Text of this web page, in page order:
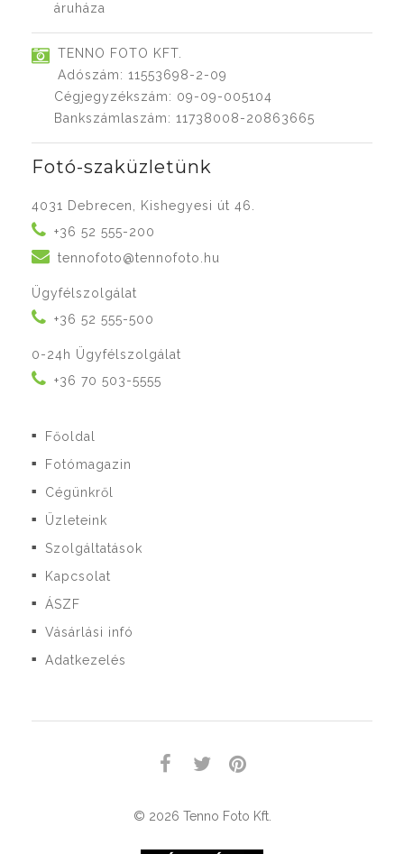
áruháza
TENNO FOTO KFT.
Adószám: 11553698-2-09
Cégjegyzékszám: 09-09-005104
Bankszámlaszám: 11738008-20863665
Fotó-szaküzletünk
4031 Debrecen, Kishegyesi út 46.
+36 52 555-200
tennofoto@tennofoto.hu
Ügyfélszolgálat
+36 52 555-500
0-24h Ügyfélszolgálat
+36 70 503-5555
■ Főoldal
■ Fotómagazin
■ Cégünkről
■ Üzleteink
■ Szolgáltatások
■ Kapcsolat
■ ÁSZF
■ Vásárlási infó
■ Adatkezelés
© 2026 Tenno Foto Kft.